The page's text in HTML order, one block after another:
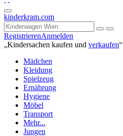
kinderkram.com
RegistrierenAnmelden
„Kindersachen kaufen und verkaufen“
Mädchen
Kleidung
Spielzeug
Ernährung
Hygiene
Möbel
Transport
Mehr...
Jungen